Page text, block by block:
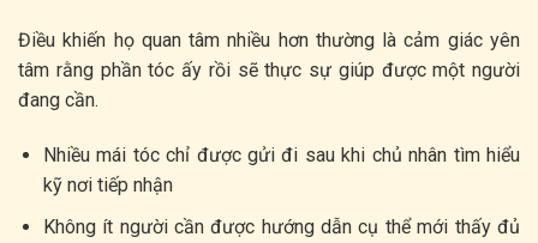
Điều khiến họ quan tâm nhiều hơn thường là cảm giác yên
tâm rằng phần tóc ấy rồi sẽ thực sự giúp được một người
đang cần.
Nhiều mái tóc chỉ được gửi đi sau khi chủ nhân tìm hiểu
kỹ nơi tiếp nhận
Không ít người cần được hướng dẫn cụ thể mới thấy đủ